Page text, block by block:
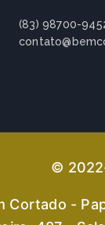
(83) 98700-
©
Cortado -